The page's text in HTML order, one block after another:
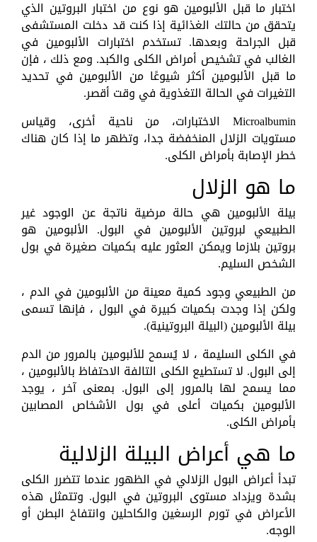
اختبار ما قبل الألبومين هو نوع من اختبار البروتين الذي
يتحقق من حالتك الغذائية إذا كنت قد دخلت المستشفى
قبل الجراحة وبعدها. تستخدم اختبارات الألبومين في
الغالب في تشخيص أمراض الكلى والكبد. ومع ذلك ، فإن
ما قبل الألبومين أكثر شيوعًا من الألبومين في تحديد
التغيرات في الحالة التغذوية في وقت أقصر.
Microalbumin الاختبارات، من ناحية أخرى، وقياس
مستويات الزلال المنخفضة جدا، وتظهر ما إذا كان هناك
خطر الإصابة بأمراض الكلى.
ما هو الزلال
بيلة الألبومين هي حالة مرضية ناتجة عن الوجود غير
الطبيعي لبروتين الألبومين في البول. الألبومين هو
بروتين بلازما ويمكن العثور عليه بكميات صغيرة في بول
الشخص السليم.
من الطبيعي وجود كمية معينة من الألبومين في الدم ،
ولكن إذا وجدت بكميات كبيرة في البول ، فإنها تسمى
بيلة الألبومين (البيلة البروتينية).
في الكلى السليمة ، لا يُسمح للألبومين بالمرور من الدم
إلى البول. لا تستطيع الكلى التالفة الاحتفاظ بالألبومين ،
مما يسمح لها بالمرور إلى البول. بمعنى آخر ، يوجد
الألبومين بكميات أعلى في بول الأشخاص المصابين
بأمراض الكلى.
ما هي أعراض البيلة الزلالية
تبدأ أعراض البول الزلالي في الظهور عندما تتضرر الكلى
بشدة ويزداد مستوى البروتين في البول. وتتمثل هذه
الأعراض في تورم الرسغين والكاحلين وانتفاخ البطن أو
الوجه.